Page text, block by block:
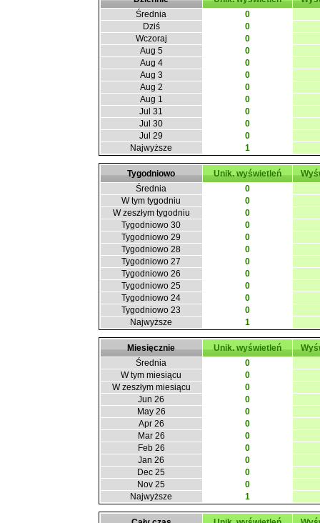
Średnia
0
Dziś
0
Wczoraj
0
Aug 5
0
Aug 4
0
Aug 3
0
Aug 2
0
Aug 1
0
Jul 31
0
Jul 30
0
Jul 29
0
Najwyższe
1
Tygodniowo Unik. wyświetleń
Średnia
0
W tym tygodniu
0
W zeszłym tygodniu
0
Tygodniowo 30
0
Tygodniowo 29
0
Tygodniowo 28
0
Tygodniowo 27
0
Tygodniowo 26
0
Tygodniowo 25
0
Tygodniowo 24
0
Tygodniowo 23
0
Najwyższe
1
Miesięcznie Unik. wyświetleń
Średnia
0
W tym miesiącu
0
W zeszłym miesiącu
0
Jun 26
0
May 26
0
Apr 26
0
Mar 26
0
Feb 26
0
Jan 26
0
Dec 25
0
Nov 25
0
Najwyższe
1